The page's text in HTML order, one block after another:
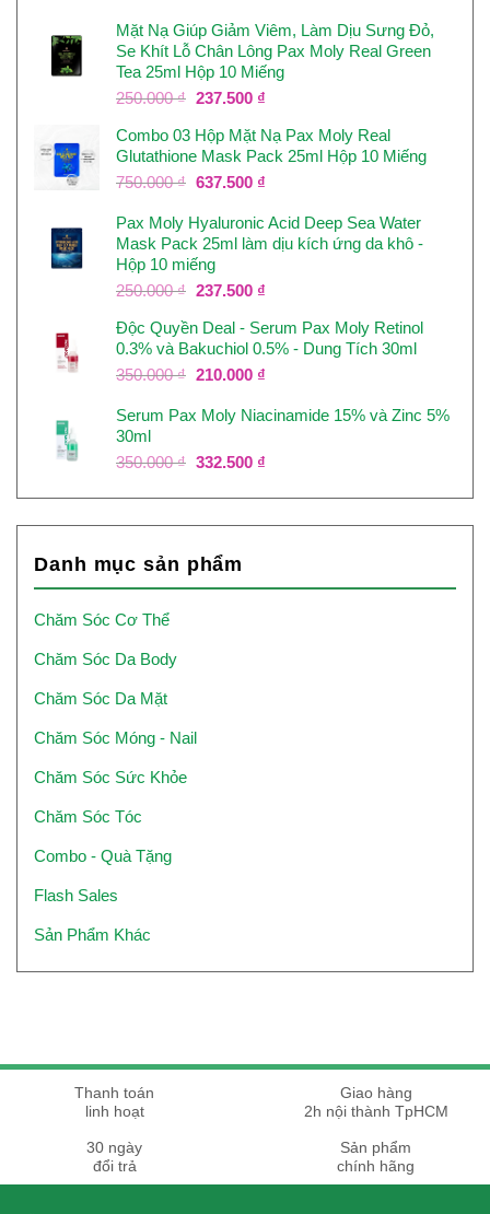
là:
350.000 ₫.
tại
là:
210.000 ₫.
Mặt Nạ Giúp Giảm Viêm, Làm Dịu Sưng Đỏ,
Se Khít Lỗ Chân Lông Pax Moly Real Green
Tea 25ml Hộp 10 Miếng
250.000₫ Giá
là:
250.000 ₫.
237.500 ₫Giá
tại
là:
237.500 ₫.
Combo 03 Hộp Mặt Nạ Pax Moly Real
Glutathione Mask Pack 25ml Hộp 10 Miếng
750.000₫ Giá
là:
750.000 ₫.
637.500 ₫Giá
tại
là:
Pax Moly Hyaluronic Acid Deep Sea Water
Mask Pack 25ml làm dịu kích ứng da khô -
Hộp 10 miếng
250.000₫ Giá
là:
250.000 ₫.
237.500 ₫Giá
tại
là:
237.500 ₫.
Độc Quyền Deal - Serum Pax Moly Retinol
0.3% và Bakuchiol 0.5% - Dung Tích 30ml
350.000₫ Giá
là:
210.000 ₫Giá
tại
210.000 ₫.
Serum Pax Moly Niacinamide 15% và Zinc 5%
30ml
350.000₫ Giá
là:
350.000 ₫.
332.500 ₫Giá
tại
là:
Danh mục sản phẩm
Chăm Sóc Cơ Thể
Chăm Sóc Da Body
Chăm Sóc Da Mặt
Chăm Sóc Móng - Nail
Chăm Sóc Sức Khỏe
Chăm Sóc Tóc
Combo - Quà Tặng
Flash Sales
Sản Phẩm Khác
Thanh toán
linh hoạt
Giao hàng
2h nội thành TpHCM
30 ngày
đổi trả
Sản phẩm
chính hãng